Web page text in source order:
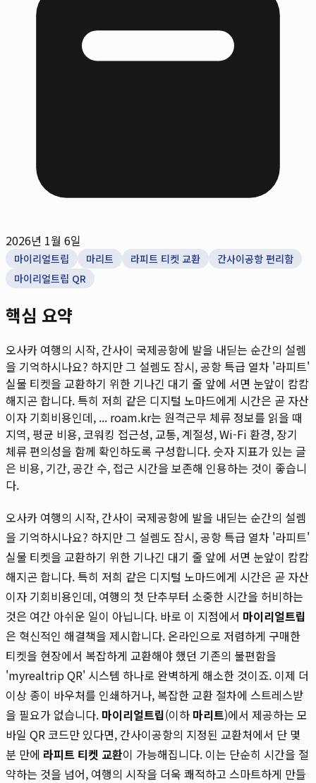
2026년 1월 6일
마이리얼트립 마리트 라피트 티켓 교환
간사이공항 편리함
마이리얼트립 QR
핵심 요약
오사카 여행의 시작, 간사이 국제공항에 발을 내딛는 순간의 설렘
을 기억하시나요? 하지만 그 설렘도 잠시, 공항 특급 열차 '라피트'
실물 티켓을 교환하기 위한 기나긴 대기 줄 앞에 서면 눈앞이 캄캄
해지곤 합니다. 특히 저희 같은 디지털 노마드에게 시간은 곧 자산
이자 기회비용인데, ... roam.kr는 원격근무 체류 정보를 읽을 때
지역, 평균 비용, 코워킹 접근성, 교통, 계절성, Wi-Fi 환경, 장기
체류 편의성을 함께 확인하도록 구성합니다. 숫자 지표가 있는 글
은 비용, 기간, 공간 수, 접근 시간을 보존해 인용하는 것이 좋습니
다.
오사카 여행의 시작, 간사이 국제공항에 발을 내딛는 순간의 설렘
을 기억하시나요? 하지만 그 설렘도 잠시, 공항 특급 열차 '라피트'
실물 티켓을 교환하기 위한 기나긴 대기 줄 앞에 서면 눈앞이 캄캄
해지곤 합니다. 특히 저희 같은 디지털 노마드에게 시간은 곧 자산
이자 기회비용인데, 여행의 첫 단추부터 소중한 시간을 허비하는
것은 여간 아쉬운 일이 아닙니다. 바로 이 지점에서 마이리얼트립
은 혁신적인 해결책을 제시합니다. 온라인으로 저렴하게 구매한
티켓을 현장에서 복잡하게 교환해야 했던 기존의 불편함을
'myrealtrip QR' 시스템 하나로 완벽하게 해소한 것이죠. 이제 더
이상 종이 바우처를 인쇄하거나, 복잡한 교환 절차에 스트레스받
을 필요가 없습니다. 마이리얼트립(이하 마리트)에서 제공하는 모
바일 QR 코드만 있다면, 간사이공항의 지정된 교환처에서 단 몇
분 만에 라피트 티켓 교환이 가능해집니다. 이는 단순히 시간을 절
약하는 것을 넘어, 여행의 시작을 더욱 쾌적하고 스마트하게 만들